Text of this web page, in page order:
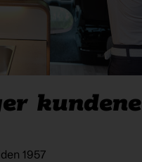
kundene
1957